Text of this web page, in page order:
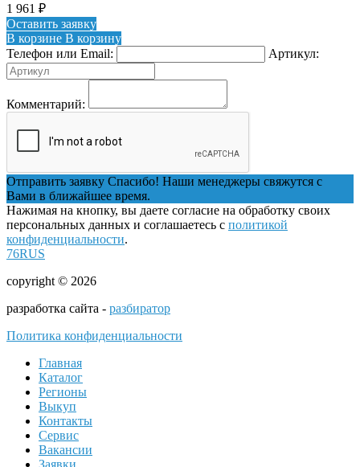
1 961 ₽
Оставить заявку
В корзине В корзину
Телефон или Email:
Артикул:
Комментарий:
Отправить заявку Спасибо! Наши менеджеры свяжутся с
Вами в ближайшее время.
Нажимая на кнопку, вы даете согласие на обработку своих
персональных данных и соглашаетесь с политикой
конфиденциальности.
76RUS
copyright © 2026
разработка сайта - разбиратор
Политика конфиденциальности
Главная
Каталог
Регионы
Выкуп
Контакты
Сервис
Вакансии
Заявки